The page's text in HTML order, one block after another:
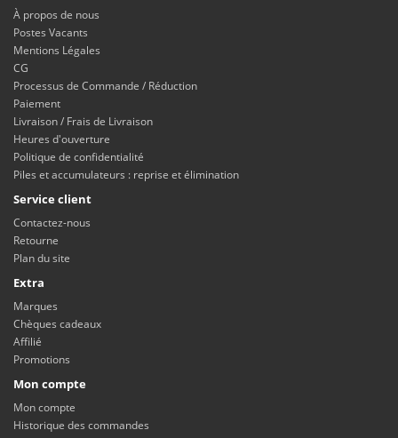
À propos de nous
Postes Vacants
Mentions Légales
CG
Processus de Commande / Réduction
Paiement
Livraison / Frais de Livraison
Heures d'ouverture
Politique de confidentialité
Piles et accumulateurs : reprise et élimination
Service client
Contactez-nous
Retourne
Plan du site
Extra
Marques
Chèques cadeaux
Affilié
Promotions
Mon compte
Mon compte
Historique des commandes